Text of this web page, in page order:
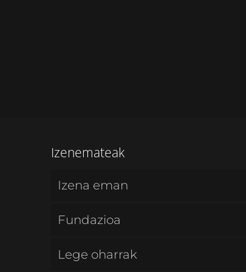
Izenemateak
Izena eman
Fundazioa
Lege oharrak